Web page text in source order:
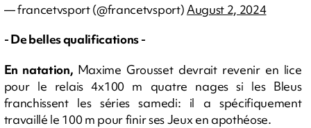
— francetvsport (@francetvsport)August 2, 2024
- De belles qualifications -
En natation, Maxime Grousset devrait revenir en lice
pour le relais 4x100 m quatre nages si les Bleus
franchissent les séries samedi: il a spécifiquement
travaillé le 100 m pour finir ses Jeux en apothéose.